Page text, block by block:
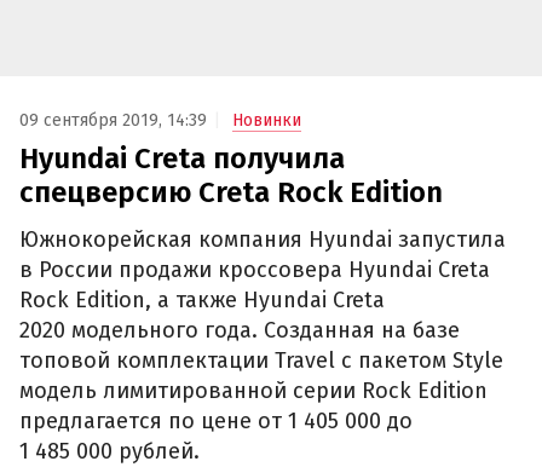
09 сентября 2019, 14:39 Новинки
Hyundai Creta получила
спецверсию Creta Rock Edition
Южнокорейская компания Hyundai запустила
в России продажи кроссовера Hyundai Creta
Rock Edition, а также Hyundai Creta
2020 модельного года. Созданная на базе
топовой комплектации Travel с пакетом Style
модель лимитированной серии Rock Edition
предлагается по цене от 1 405 000 до
1 485 000 рублей.